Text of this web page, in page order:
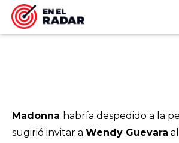
Madonna habría despedido a la
sugirió invitar a Wendy Guevara